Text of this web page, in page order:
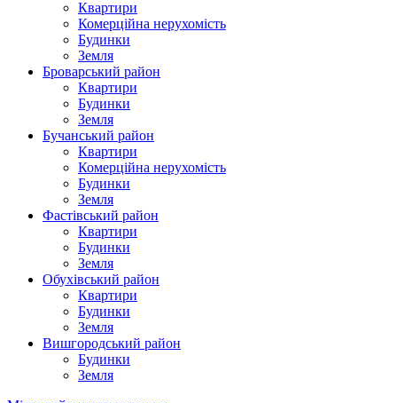
Квартири
Комерційна нерухомість
Будинки
Земля
Броварський район
Квартири
Будинки
Земля
Бучанський район
Квартири
Комерційна нерухомість
Будинки
Земля
Фастівський район
Квартири
Будинки
Земля
Обухівський район
Квартири
Будинки
Земля
Вишгородський район
Будинки
Земля